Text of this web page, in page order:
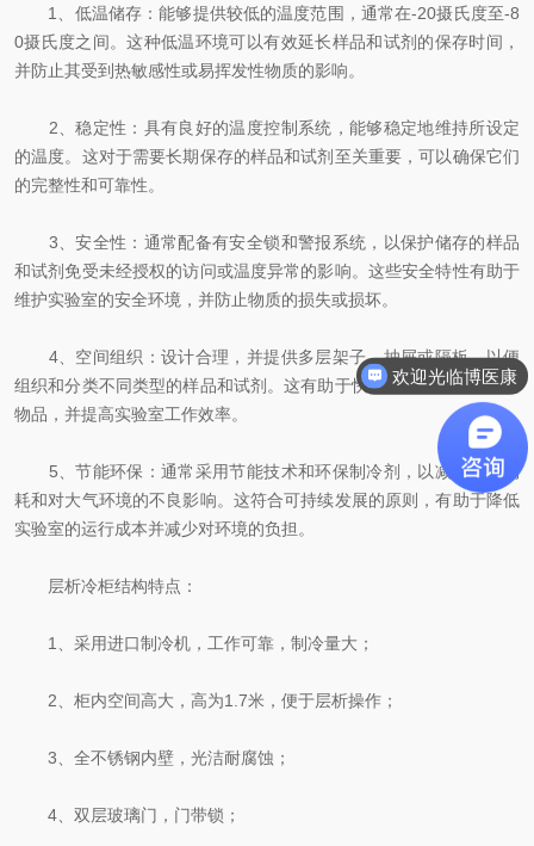
1、低温储存：能够提供较低的温度范围，通常在-20摄氏度至-8
0摄氏度之间。这种低温环境可以有效延长样品和试剂的保存时间，
并防止其受到热敏感性或易挥发性物质的影响。
2、稳定性：具有良好的温度控制系统，能够稳定地维持所设定
的温度。这对于需要长期保存的样品和试剂至关重要，可以确保它们
的完整性和可靠性。
3、安全性：通常配备有安全锁和警报系统，以保护储存的样品
和试剂免受未经授权的访问或温度异常的影响。这些安全特性有助于
维护实验室的安全环境，并防止物质的损失或损坏。
4、空间组织：设计合理，并提供多层架子、抽屉或隔板，以便
组织和分类不同类型的样品和试剂。这有助于快速定位和取用需要的
物品，并提高实验室工作效率。
5、节能环保：通常采用节能技术和环保制冷剂，以减少能源消
耗和对大气环境的不良影响。这符合可持续发展的原则，有助于降低
实验室的运行成本并减少对环境的负担。
层析冷柜结构特点：
1、采用进口制冷机，工作可靠，制冷量大；
2、柜内空间高大，高为1.7米，便于层析操作；
3、全不锈钢内壁，光洁耐腐蚀；
4、双层玻璃门，门带锁；
欢迎光临博医康